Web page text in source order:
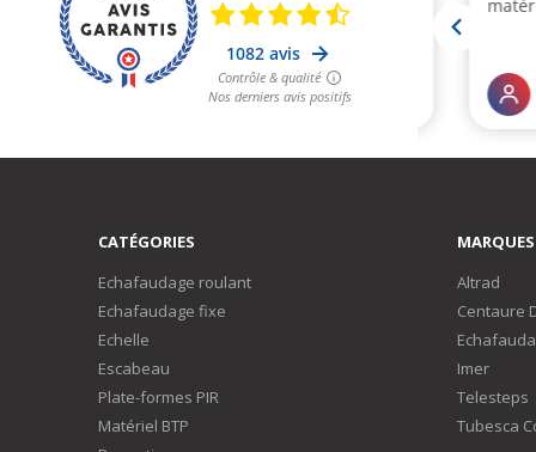
CATÉGORIES
Echafaudage roulant
Echafaudage fixe
Echelle
Escabeau
Plate-formes PIR
Matériel BTP
MARQUES
Altrad
Centaure
Imer
Telesteps
Tubesca